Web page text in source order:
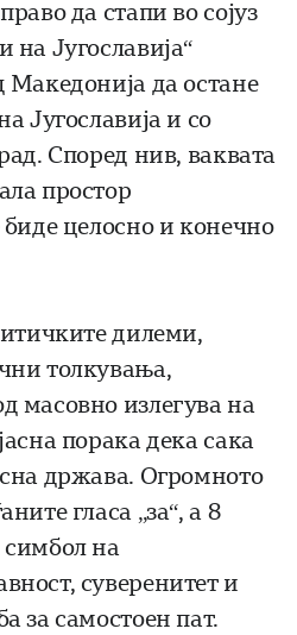
да стапи во сојуз
Југославија“
Македонија да остане
Југославија и со
Според нив, ваквата
простор
биде целосно и конечно
дилеми,
толкувања,
масовно излегува на
порака дека сака
држава. Огромното
гласа „за“, а 8
симбол на
суверенитет и
за самостоен пат.